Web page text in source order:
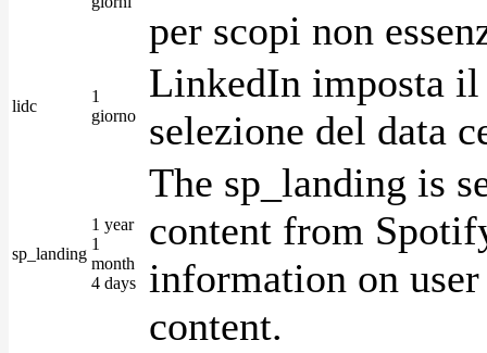
per scopi non
lidc
1
giorno
LinkedIn imposta
selezione del data
sp_landing
1 year
1
month
4 days
The sp_landing is
content from
information on
content.